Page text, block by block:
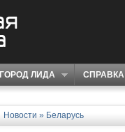
ГОРОД ЛИДА СПРАВКА
Новости » Беларусь